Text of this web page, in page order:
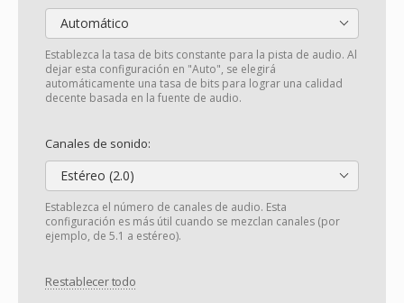
Automático
Establezca la tasa de bits constante para la pista de audio. Al
dejar esta configuración en "Auto", se elegirá
automáticamente una tasa de bits para lograr una calidad
decente basada en la fuente de audio.
Canales de sonido:
Estéreo (2.0)
Establezca el número de canales de audio. Esta
configuración es más útil cuando se mezclan canales (por
ejemplo, de 5.1 a estéreo).
Restablecer todo